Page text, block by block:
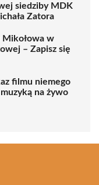
siedziby MDK
Zatora
w
– Zapisz się
filmu niemego
na żywo